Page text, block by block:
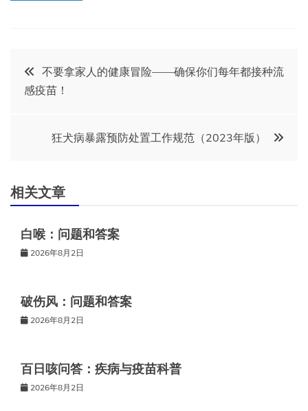
文
章
航
不要拿家人的健康冒险——确保你们每年都接种流
感疫苗！
狂犬病暴露预防处置工作规范（2023年版）
相关文章
白喉：问题和答案
2026年8月2日
破伤风：问题和答案
2026年8月2日
百日咳问答：疾病与疫苗科普
2026年8月2日